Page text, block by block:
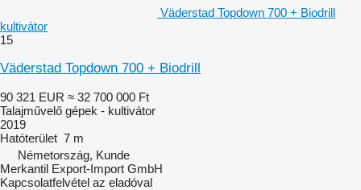
Väderstad Topdown 700 + Biodrill
kultivátor
15
Väderstad Topdown 700 + Biodrill
90 321 EUR ≈ 32 700 000 Ft
Talajművelő gépek - kultivátor
2019
Hatóterület 7 m
Németország, Kunde
Merkantil Export-Import GmbH
Kapcsolatfelvétel az eladóval